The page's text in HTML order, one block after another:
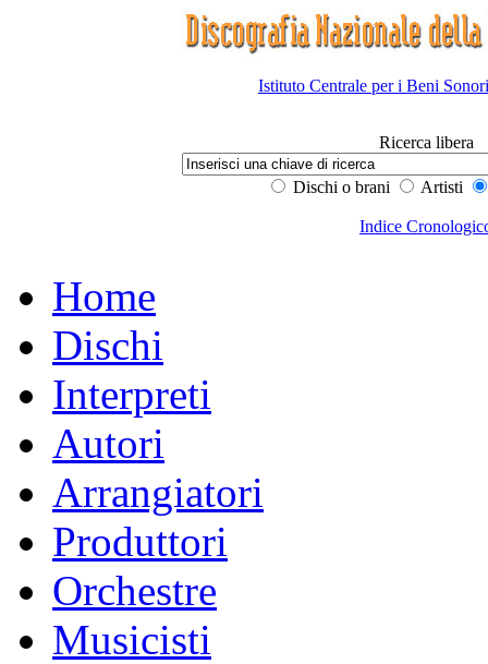
Istituto Centrale per i Beni
Ricerca libera
Dischi o brani Artisti
Indice
Home
Dischi
Interpreti
Autori
Arrangiatori
Produttori
Orchestre
Musicisti